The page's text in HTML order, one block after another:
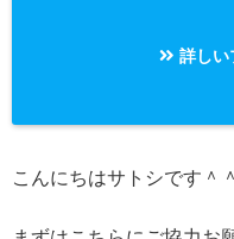
詳しい
こんにちはサトシです＾＾